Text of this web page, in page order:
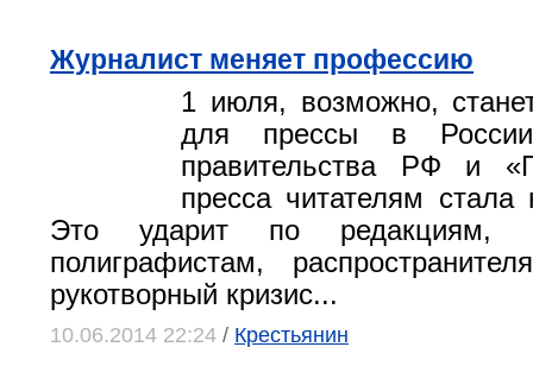
Журналист меняет профессию
1 июля, возможно,
для прессы в
правительства РФ и
пресса читателям
Это ударит по редакциям,
полиграфистам,
рукотворный кризис...
10.06.2014 22:24 / Крестьянин